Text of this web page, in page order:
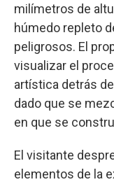
milímetros de
húmedo repleto
peligrosos. El
visualizar el
artística detrás
dado que se
en que se
El visitante
elementos de la